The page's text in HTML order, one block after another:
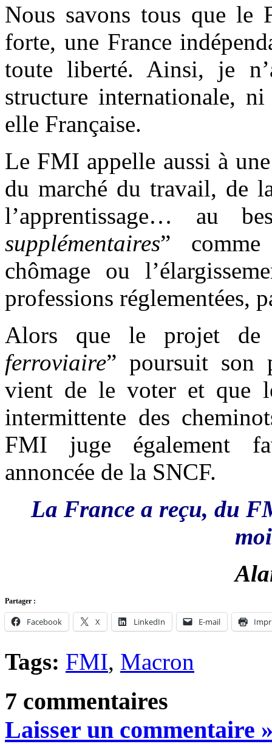
Nous savons tous que le
forte, une France
toute liberté. Ainsi, je
structure internationale,
elle Française.
Le FMI appelle aussi à
du marché du travail, de
l’apprentissage… au
supplémentaires”
chômage ou
professions réglementées,
Alors que le projet
ferroviaire” poursuit son
vient de le voter et que
intermittente des
FMI juge également
annoncée de la SNCF.
La France a reçu, du
Partager :
Facebook X LinkedIn E-mail
Tags: FMI, Macron
7 commentaires
Laisser un commentaire